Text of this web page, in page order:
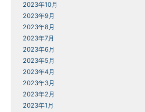
2023年10月
2023年9月
2023年8月
2023年7月
2023年6月
2023年5月
2023年4月
2023年3月
2023年2月
2023年1月